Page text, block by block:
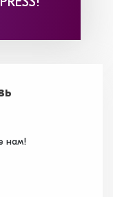
нам!